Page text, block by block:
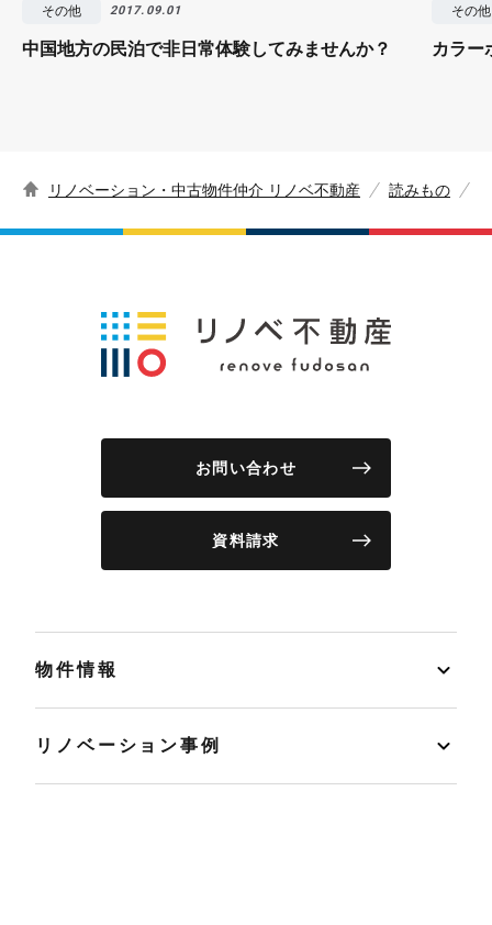
その他 2017.09.01
中国地方の民泊で非日常体験してみませんか？
その他
カラー
リノベーション・中古物件仲介 リノベ不動産 読みもの
お問い合わせ
資料請求
物件情報
リノベーション事例